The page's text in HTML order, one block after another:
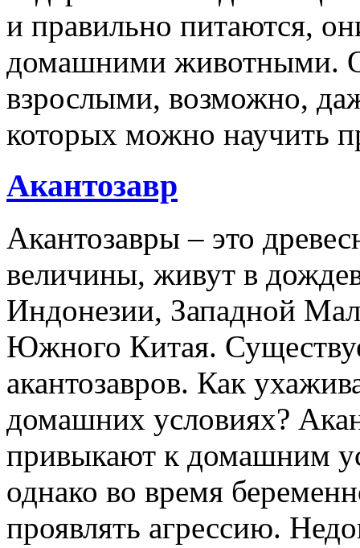
и правильно питаются,
домашними животными.
взрослыми, возможно,
которых можно научить
Акантозавр
Акантозавры – это
величины, живут в
Индонезии, Западной
Южного Китая.
акантозавров. Как
домашних условиях?
привыкают к домашним
однако во время
проявлять агрессию.